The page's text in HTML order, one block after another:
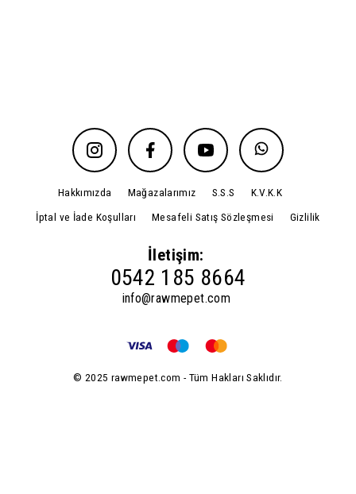
Hakkımızda Mağazalarımız S.S.S
K.V.K.K
İptal ve İade Koşulları
Mesafeli Satış Sözleşmesi Gizlilik
İletişim:
0542 185 8664
info@rawmepet.com
© 2025 rawmepet.com - Tüm Hakları Saklıdır.